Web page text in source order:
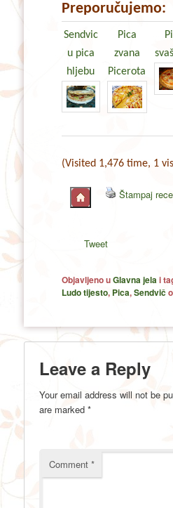
Preporučujemo:
Sendvic
u pica
hljebu
Pica
zvana
Picerota
(Visited 1,476 time, 1
Štampaj
Tweet
Objavljeno uGlavna jelai
Ludo tijesto, Pica,Sendvič
Leave a Reply
Your email address will not be
are marked*
Comment*